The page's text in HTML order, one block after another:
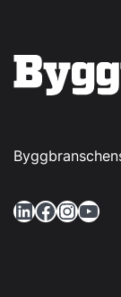
LinkedIn Facebook InstagramYouTube